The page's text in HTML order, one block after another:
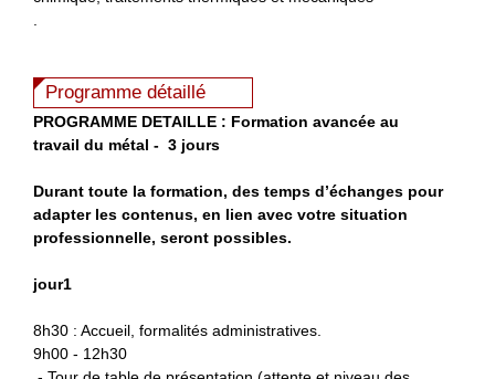
Programme détaillé
PROGRAMME DETAILLE : Formation avancée au
travail du métal - 3 jours
Durant toute la formation, des temps d’échanges pour
adapter les contenus, en lien avec votre situation
professionnelle, seront possibles.
jour1
8h30 : Accueil, formalités administratives.
9h00 - 12h30